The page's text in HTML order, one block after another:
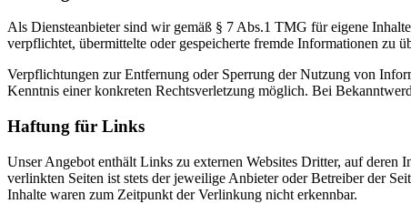
Als Diensteanbieter sind wir gemäß § 7 Abs.1 TMG für eigene
verpflichtet, übermittelte oder gespeicherte fremde Informationen zu
Verpflichtungen zur Entfernung oder Sperrung der Nutzung von
Kenntnis einer konkreten Rechtsverletzung möglich. Bei
Haftung für Links
Unser Angebot enthält Links zu externen Websites Dritter, auf
verlinkten Seiten ist stets der jeweilige Anbieter oder Betreiber der
Inhalte waren zum Zeitpunkt der Verlinkung nicht erkennbar.